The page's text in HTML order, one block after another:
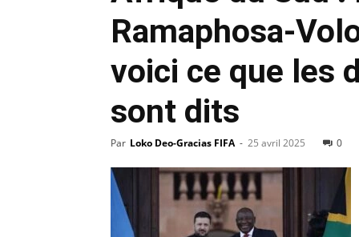
Ramaphosa-
voici ce que les
sont dits
Par Loko Deo-Gracias FIFA - 25 avril 2025 0